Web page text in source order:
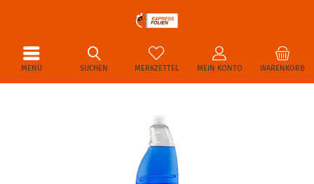
MENÜ WARENKORB
MERKZETTEL MEIN KONTO
SUCHEN